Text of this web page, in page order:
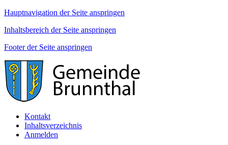
Hauptnavigation der Seite anspringen
Inhaltsbereich der Seite anspringen
Footer der Seite anspringen
Kontakt
Inhaltsverzeichnis
Anmelden